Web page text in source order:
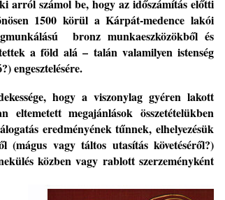
arról számol be, hogy az időszámítás előtti
1500 körül a Kárpát-medence lakói
bronz munkaeszközökből és
aföld alá – talán valamilyen istenség
engesztelésére.
hogy a viszonylag gyéren lakott
eltemetett megajánlások összetételükben
eredményének tűnnek, elhelyezésük
(mágus vagy táltos utasításkövetéséről?)
közben vagy rablott szerzeményként